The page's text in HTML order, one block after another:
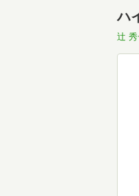
ハ
辻